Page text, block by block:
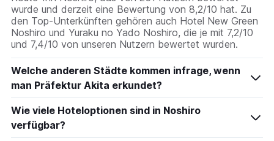
anzeigt.
Das
Diagramm
hat
1
Y-
Achse,
den
durchschnittlichen
Zimmerpreis
wurde und derzeit eine Bewertung von 8,2/10 hat. Zu
den Top-Unterkünften gehören auch Hotel New Green
Noshiro und Yuraku no Yado Noshiro, die je mit 7,2/10
und 7,4/10 von unseren Nutzern bewertet wurden.
Welche anderen Städte kommen infrage, wenn
man Präfektur Akita erkundet?
Wie viele Hoteloptionen sind in Noshiro
verfügbar?